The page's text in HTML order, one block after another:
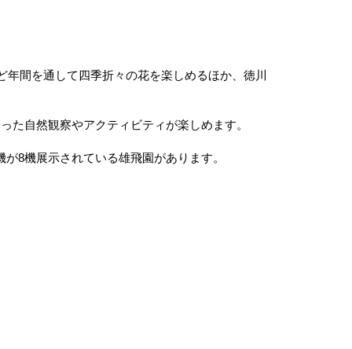
間を通して四季折々の花を楽しめるほか、徳川
た自然観察やアクティビティが楽しめます。
8機展示されている雄飛園があります。